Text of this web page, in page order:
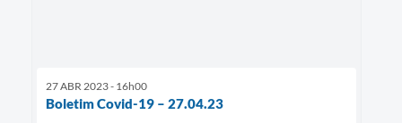
27 ABR 2023 - 16h00
Boletim Covid-19 – 27.04.23